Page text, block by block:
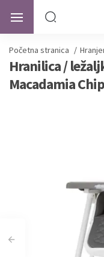
Početna stranica /
Hranilica /
Macadamia